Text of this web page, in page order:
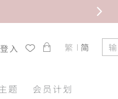
入 繁 简
题 会员计划